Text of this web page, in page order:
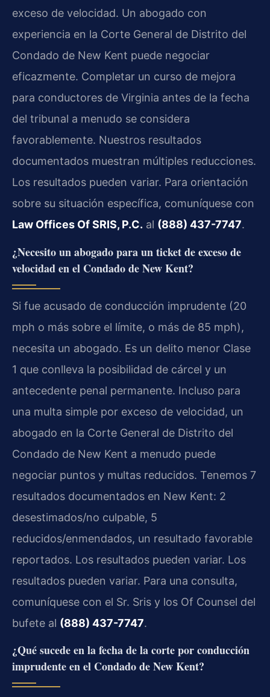
exceso de velocidad. Un abogado con
experiencia en la Corte General de Distrito del
Condado de New Kent puede negociar
eficazmente. Completar un curso de mejora
para conductores de Virginia antes de la fecha
del tribunal a menudo se considera
favorablemente. Nuestros resultados
documentados muestran múltiples reducciones.
Los resultados pueden variar. Para orientación
sobre su situación específica, comuníquese con
Law Offices Of SRIS, P.C. al (888) 437-7747.
¿Necesito un abogado para un ticket de exceso de
velocidad en el Condado de New Kent?
Si fue acusado de conducción imprudente (20
mph o más sobre el límite, o más de 85 mph),
necesita un abogado. Es un delito menor Clase
1 que conlleva la posibilidad de cárcel y un
antecedente penal permanente. Incluso para
una multa simple por exceso de velocidad, un
abogado en la Corte General de Distrito del
Condado de New Kent a menudo puede
negociar puntos y multas reducidos. Tenemos 7
resultados documentados en New Kent: 2
desestimados/no culpable, 5
reducidos/enmendados, un resultado favorable
reportados. Los resultados pueden variar. Los
resultados pueden variar. Para una consulta,
comuníquese con el Sr. Sris y los Of Counsel del
bufete al (888) 437-7747.
¿Qué sucede en la fecha de la corte por conducción
imprudente en el Condado de New Kent?